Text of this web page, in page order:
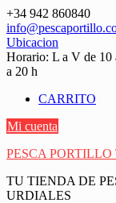
Saltar
contenido
+34 942 860840
Ubicacion
Horario: L a V de 10
a 20 h
CARRITO
Mi cuenta
PESCA
TU TIENDA DE
URDIALES